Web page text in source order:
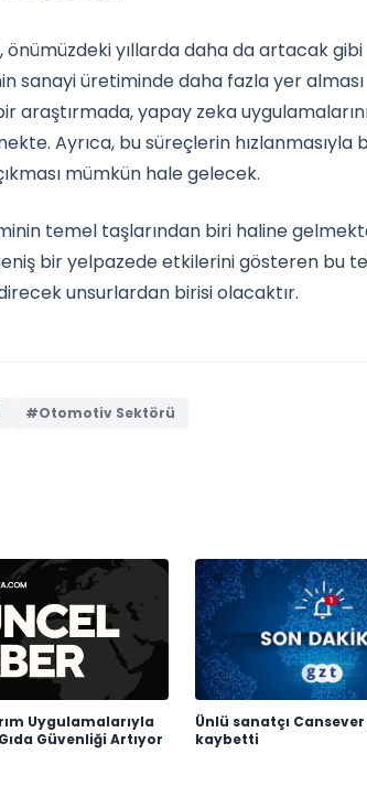
yıllarda daha da artacak gibi
sanayi üretiminde daha fazla yer alması
araştırmada, yapay zeka
Ayrıca, bu süreçlerin hızlanmasıyla
mümkün hale gelecek.
temel taşlarından biri haline
bir yelpazede etkilerini gösteren bu
unsurlardan birisi olacaktır.
#Otomotiv Sektörü
Uygulamalarıyla
Güvenliği Artıyor
Ünlü sanatçı Cansever
kaybetti